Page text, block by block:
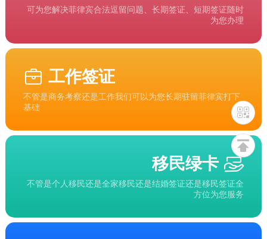
可为您解决菲律宾合法逗留问题、长期签证、短期签证随时
为您办理
工作签证
不管是商务考察还是工作我们可以为您长期驻留菲律宾打下
基础
移民绿卡
不管是个人移民还是全家移民还是结婚签证还是移民签证全
方位为您服务